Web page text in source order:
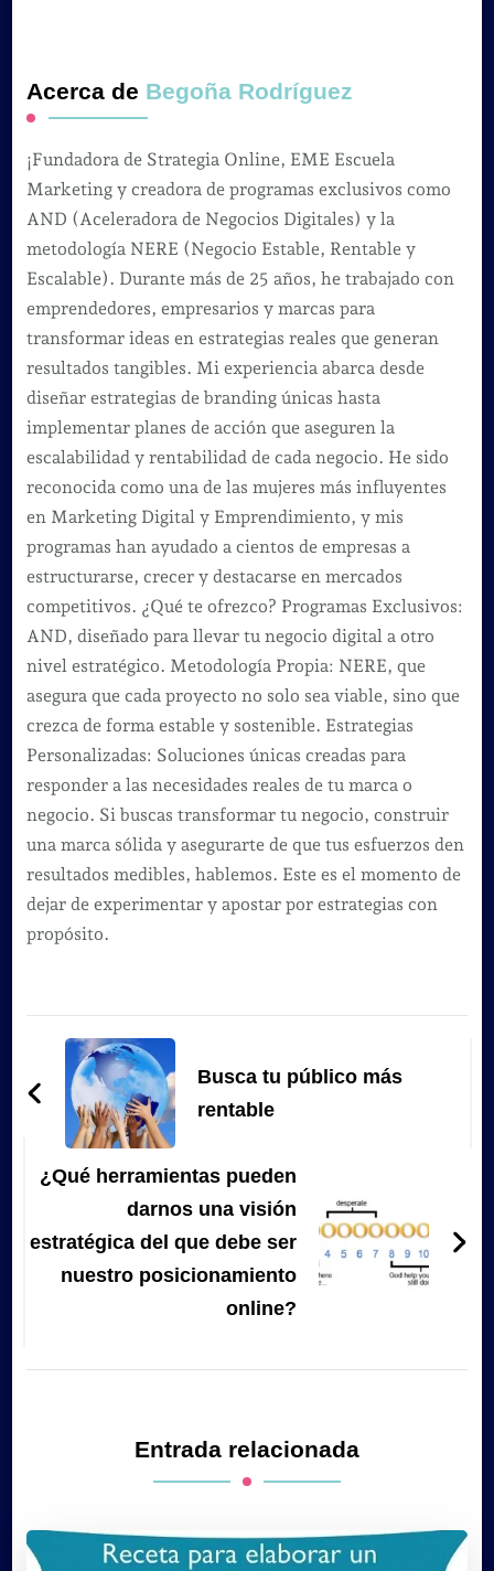
Acerca de Begoña Rodríguez
¡Fundadora de Strategia Online, EME Escuela
Marketing y creadora de programas exclusivos como
AND (Aceleradora de Negocios Digitales) y la
metodología NERE (Negocio Estable, Rentable y
Escalable). Durante más de 25 años, he trabajado con
emprendedores, empresarios y marcas para
transformar ideas en estrategias reales que generan
resultados tangibles. Mi experiencia abarca desde
diseñar estrategias de branding únicas hasta
implementar planes de acción que aseguren la
escalabilidad y rentabilidad de cada negocio. He sido
reconocida como una de las mujeres más influyentes
en Marketing Digital y Emprendimiento, y mis
programas han ayudado a cientos de empresas a
estructurarse, crecer y destacarse en mercados
competitivos. ¿Qué te ofrezco? Programas Exclusivos:
AND, diseñado para llevar tu negocio digital a otro
nivel estratégico. Metodología Propia: NERE, que
asegura que cada proyecto no solo sea viable, sino que
crezca de forma estable y sostenible. Estrategias
Personalizadas: Soluciones únicas creadas para
responder a las necesidades reales de tu marca o
negocio. Si buscas transformar tu negocio, construir
una marca sólida y asegurarte de que tus esfuerzos den
resultados medibles, hablemos. Este es el momento de
dejar de experimentar y apostar por estrategias con
propósito.
Navegación
de
entradas
Busca tu público más
rentable
¿Qué herramientas pueden
darnos una visión
estratégica del que debe ser
nuestro posicionamiento
online?
Entrada relacionada